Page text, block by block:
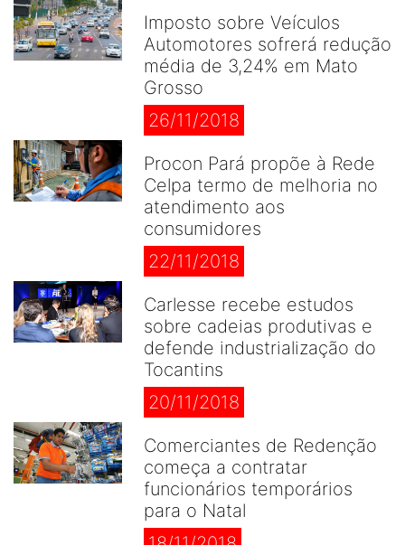
Imposto sobre Veículos
Automotores sofrerá redução
média de 3,24% em Mato
Grosso
26/11/2018
Procon Pará propõe à Rede
Celpa termo de melhoria no
atendimento aos
consumidores
22/11/2018
Carlesse recebe estudos
sobre cadeias produtivas e
defende industrialização do
Tocantins
20/11/2018
Comerciantes de Redenção
começa a contratar
funcionários temporários
para o Natal